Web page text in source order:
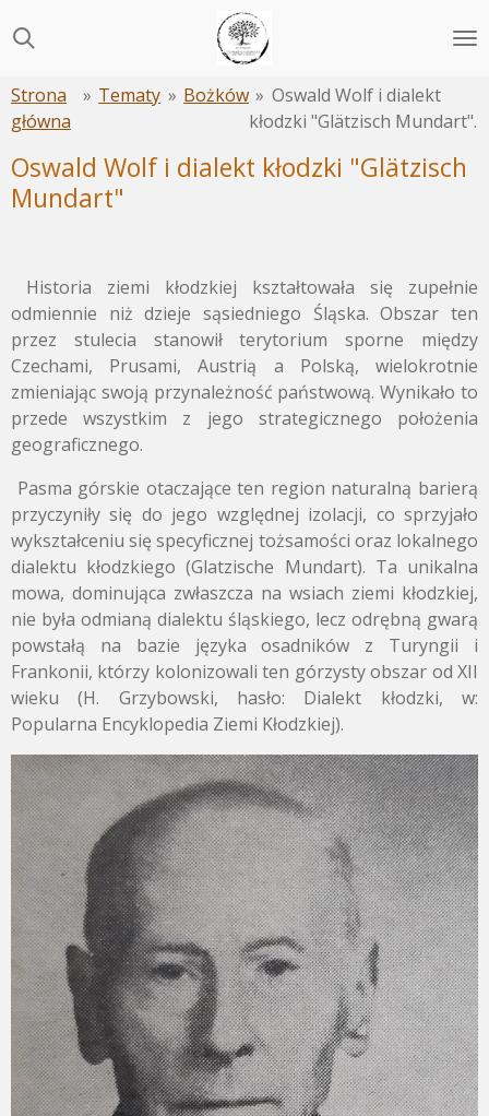
do
treści
Strona
główna
» Tematy » Bożków » Oswald Wolf i dialekt
kłodzki "Glätzisch Mundart".
Oswald Wolf i dialekt kłodzki "Glätzisch
Mundart"
Historia ziemi kłodzkiej kształtowała się zupełnie
odmiennie niż dzieje sąsiedniego Śląska. Obszar ten
przez stulecia stanowił terytorium sporne między
Czechami, Prusami, Austrią a Polską, wielokrotnie
zmieniając swoją przynależność państwową. Wynikało to
przede wszystkim z jego strategicznego położenia
geograficznego.
Pasma górskie otaczające ten region naturalną barierą
przyczyniły się do jego względnej izolacji, co sprzyjało
wykształceniu się specyficznej tożsamości oraz lokalnego
dialektu kłodzkiego (Glatzische Mundart). Ta unikalna
mowa, dominująca zwłaszcza na wsiach ziemi kłodzkiej,
nie była odmianą dialektu śląskiego, lecz odrębną gwarą
powstałą na bazie języka osadników z Turyngii i
Frankonii, którzy kolonizowali ten górzysty obszar od XII
wieku (H. Grzybowski, hasło: Dialekt kłodzki, w:
Popularna Encyklopedia Ziemi Kłodzkiej).